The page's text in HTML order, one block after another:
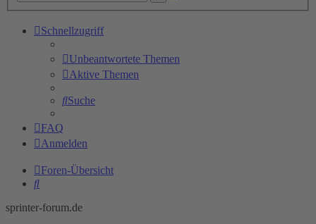
Schnellzugriff
Unbeantwortete Themen
Aktive Themen
Suche
FAQ
Anmelden
Foren-Übersicht
Suche
sprinter-forum.de